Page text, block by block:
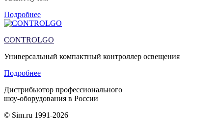
Подробнее
CONTROLGO
Универсальный компактный контроллер освещения
Подробнее
Дистрибьютор профессионального
шоу-оборудования в России
© Sim.ru 1991-2026